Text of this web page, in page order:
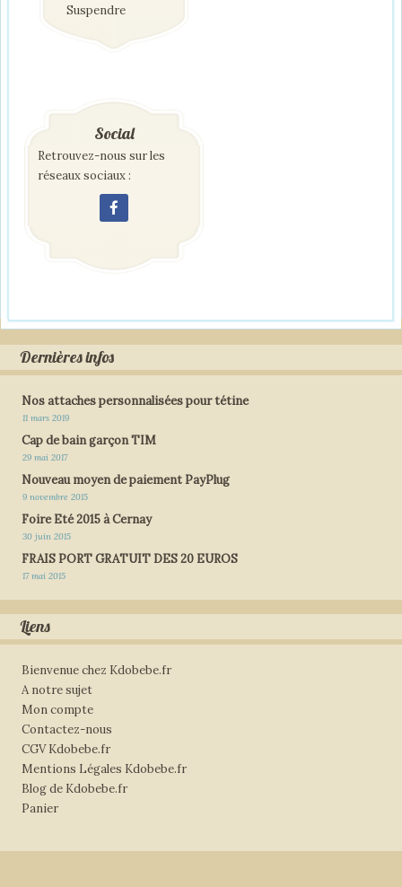
Suspendre
Social
Retrouvez-nous sur les
réseaux sociaux :
Dernières infos
Nos attaches personnalisées pour tétine
11 mars 2019
Cap de bain garçon TIM
29 mai 2017
Nouveau moyen de paiement PayPlug
9 novembre 2015
Foire Eté 2015 à Cernay
30 juin 2015
FRAIS PORT GRATUIT DES 20 EUROS
17 mai 2015
Liens
Bienvenue chez Kdobebe.fr
A notre sujet
Mon compte
Contactez-nous
CGV Kdobebe.fr
Mentions Légales Kdobebe.fr
Blog de Kdobebe.fr
Panier